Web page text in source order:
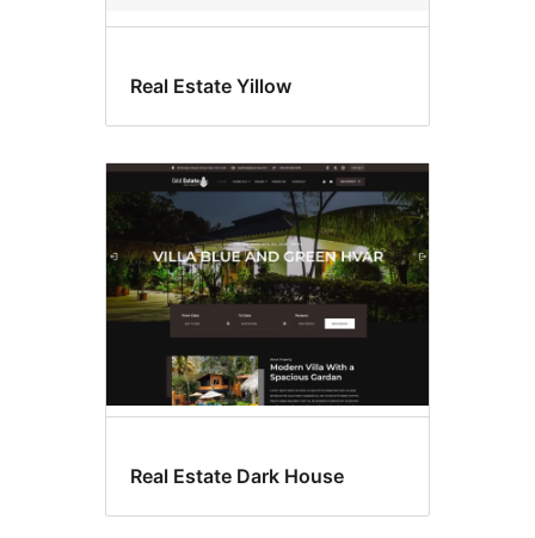
Real Estate Yillow
Real Estate Dark House